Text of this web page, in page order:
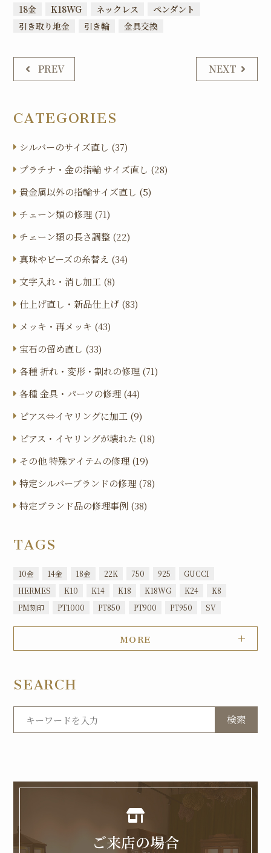
18金 K18WG ネックレス
ペンダント
引き取り地金
引き輪 金具交換
PREV NEXT
CATEGORIES
シルバーのサイズ直し (37)
プラチナ・金の指輪 サイズ直し (28)
貴金属以外の指輪サイズ直し (5)
チェーン類の修理 (71)
チェーン類の長さ調整 (22)
真珠やビーズの糸替え (34)
文字入れ・消し加工 (8)
仕上げ直し・新品仕上げ (83)
メッキ・再メッキ (43)
宝石の留め直し (33)
各種 折れ・変形・割れの修理 (71)
各種 金具・パーツの修理 (44)
ピアス⇔イヤリングに加工 (9)
ピアス・イヤリングが壊れた (18)
その他 特殊アイテムの修理 (19)
特定シルバーブランドの修理 (78)
特定ブランド品の修理事例 (38)
TAGS
10金 14金 18金 22K 750 925
GUCCI
HERMES
K10 K14 K18 K18WG K24
K8
PM刻印
PT1000 PT850 PT900 PT950 SV
MORE
SEARCH
検索
ご来店の場合